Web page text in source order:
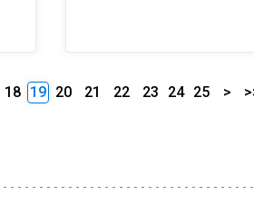
18 19 20 21 22 23 24 25 >